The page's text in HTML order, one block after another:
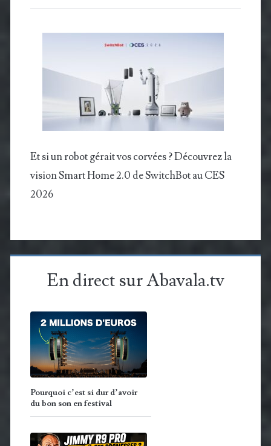
Et si un robot gérait vos corvées ? Découvrez la
vision Smart Home 2.0 de SwitchBot au CES
2026
En direct sur Abavala.tv
Pourquoi c’est si dur d’avoir
du bon son en festival